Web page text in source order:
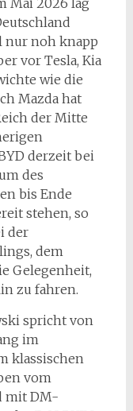
Mai 2026 lag
nur noh knapp
vor Tesla, Kia
wie die
Mazda hat
der Mitte
derzeit bei
des
bis Ende
stehen, so
der
dem
Gelegenheit,
zu fahren.
spricht von
im
klassischen
vom
mit DM-